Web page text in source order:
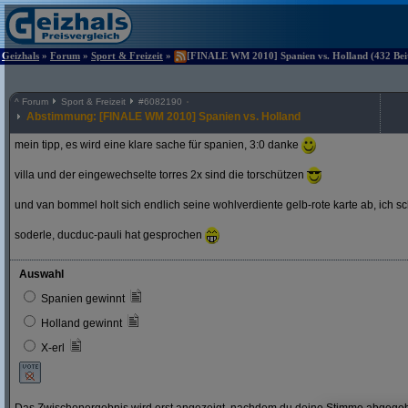
Geizhals » Forum » Sport & Freizeit » [FINALE WM 2010] Spanien vs. Holland (432
^ Forum Sport & Freizeit #6082190
Abstimmung: [FINALE WM 2010] Spanien vs. Holland
mein tipp, es wird eine klare sache für spanien, 3:0 danke
villa und der eingewechselte torres 2x sind die torschützen
und van bommel holt sich endlich seine wohlverdiente gelb-rote karte ab, ich
soderle, ducduc-pauli hat gesprochen
Auswahl
Spanien gewinnt
Holland gewinnt
X-erl